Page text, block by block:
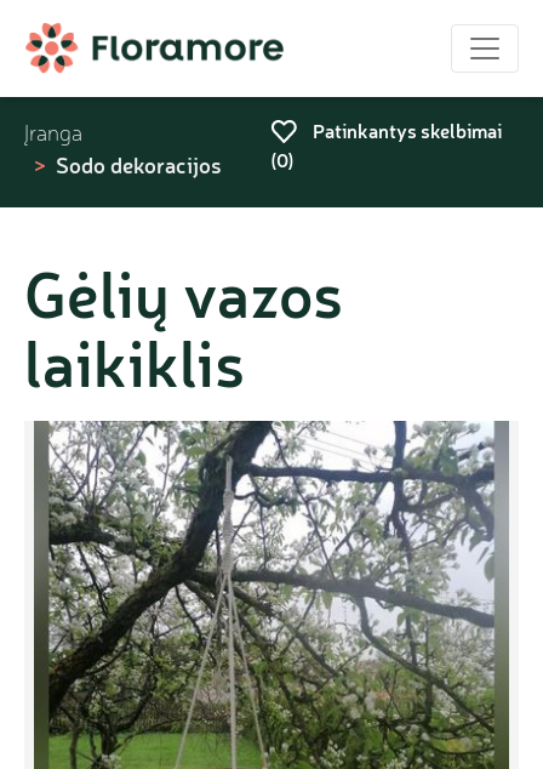
Įranga
Sodo dekoracijos
Patinkantys skelbimai
(0)
Gėlių vazos
laikiklis